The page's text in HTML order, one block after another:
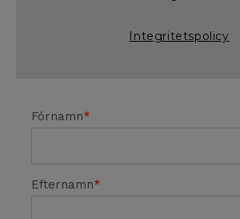
Förnamn
Efternamn
Integritetspolicy